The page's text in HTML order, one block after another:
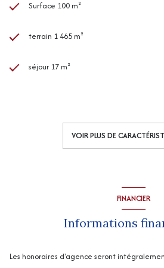
Surface 100 m²
terrain 1 465 m²
séjour 17 m²
Chauffage central : chaudière (mixte)
VOIR PLUS DE
FINANCIER
Informations
Les honoraires d'agence seront